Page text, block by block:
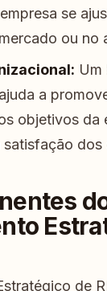
se
ou no
Um
a
objetivos da
satisfação dos
de